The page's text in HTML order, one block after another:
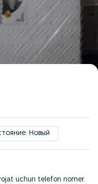
Новый
uchun telefon nomer.